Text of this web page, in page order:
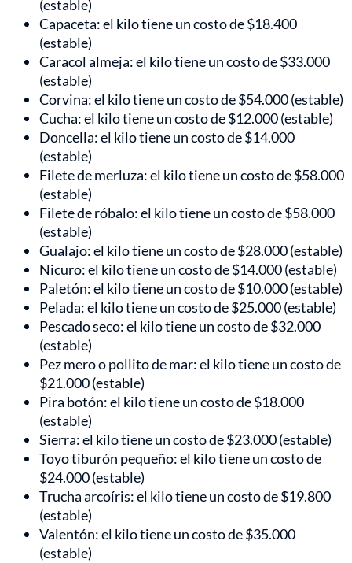
(estable)
Capaceta: el kilo tiene un costo de $18.400
(estable)
Caracol almeja: el kilo tiene un costo de $33.000
(estable)
Corvina: el kilo tiene un costo de $54.000 (estable)
Cucha: el kilo tiene un costo de $12.000 (estable)
Doncella: el kilo tiene un costo de $14.000
(estable)
Filete de merluza: el kilo tiene un costo de $58.000
(estable)
Filete de róbalo: el kilo tiene un costo de $58.000
(estable)
Gualajo: el kilo tiene un costo de $28.000 (estable)
Nicuro: el kilo tiene un costo de $14.000 (estable)
Paletón: el kilo tiene un costo de $10.000 (estable)
Pelada: el kilo tiene un costo de $25.000 (estable)
Pescado seco: el kilo tiene un costo de $32.000
(estable)
Pez mero o pollito de mar: el kilo tiene un costo de
$21.000 (estable)
Pira botón: el kilo tiene un costo de $18.000
(estable)
Sierra: el kilo tiene un costo de $23.000 (estable)
Toyo tiburón pequeño: el kilo tiene un costo de
$24.000 (estable)
Trucha arcoíris: el kilo tiene un costo de $19.800
(estable)
Valentón: el kilo tiene un costo de $35.000
(estable)